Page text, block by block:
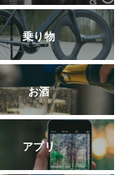
乗り物
お酒
アプリ